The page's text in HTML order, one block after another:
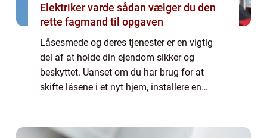
Elektriker varde sådan vælger du den
rette fagmand til opgaven
Låsesmede og deres tjenester er en vigtig
del af at holde din ejendom sikker og
beskyttet. Uanset om du har brug for at
skifte låsene i et nyt hjem, installere en
hjælpe di...